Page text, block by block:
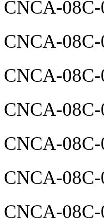
CNCA-
CNCA-
CNCA-
CNCA-
CNCA-
CNCA-
CNCA-